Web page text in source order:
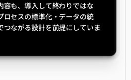
容も、導入して終わりではな
ロセスの標準化・データの統
つながる設計を前提にしていま